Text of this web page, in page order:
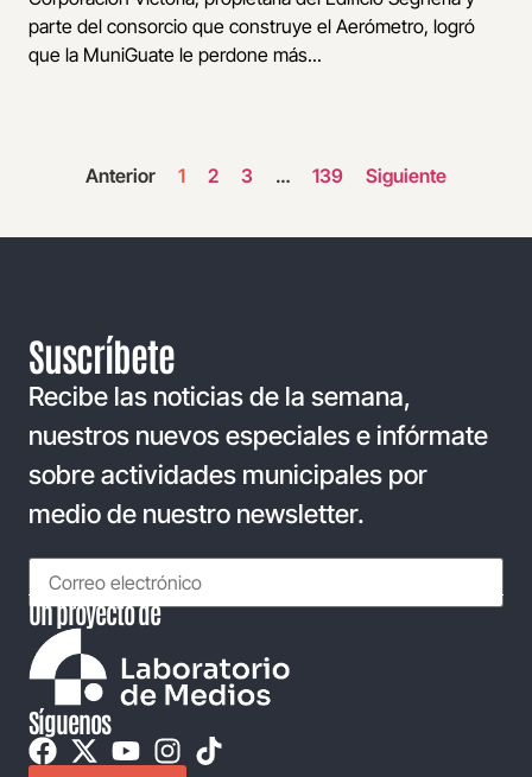
parte del consorcio que construye el Aerómetro, logró
que la MuniGuate le perdone más...
Anterior 1 2 3 … 139 Siguiente
Suscríbete
Recibe las noticias de la semana,
nuestros nuevos especiales e infórmate
sobre actividades municipales por
medio de nuestro newsletter.
Un proyecto de
Síguenos